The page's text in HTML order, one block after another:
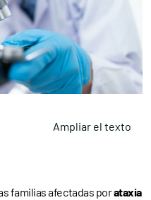
Ampliar el texto
familias afectadas porataxia